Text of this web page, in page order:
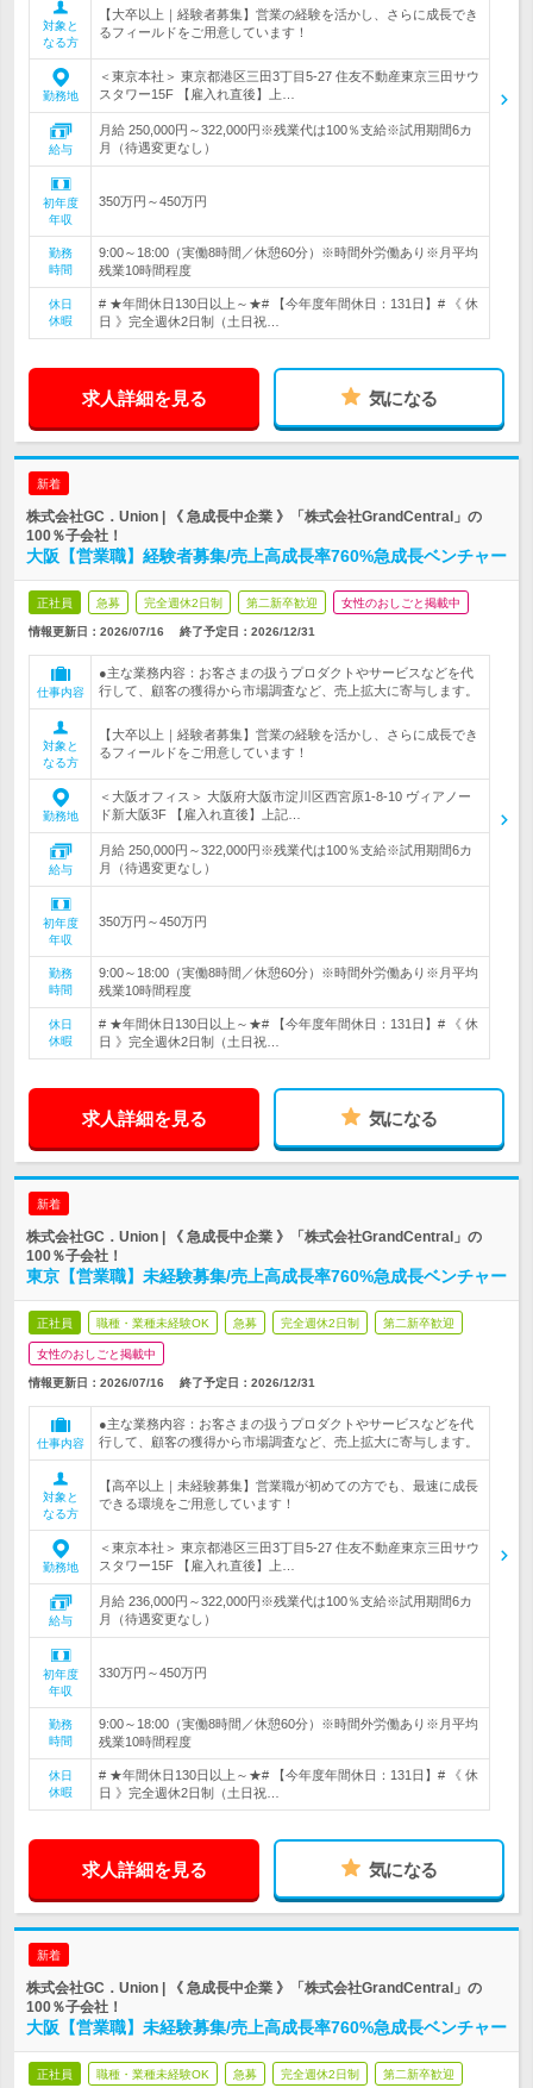
対象と
なる方
【大卒以上｜経験者募集】営業の経験を活かし、さらに成長でき
るフィールドをご用意しています！
勤務地
＜東京本社＞ 東京都港区三田3丁目5-27 住友不動産東京三田サウ
スタワー15F 【雇入れ直後】上…
給与
月給 250,000円～322,000円※残業代は100％支給※試用期間6カ
月（待遇変更なし）
初年度
年収
350万円～450万円
勤務
時間
9:00～18:00（実働8時間／休憩60分）※時間外労働あり※月平均
残業10時間程度
休日
休暇
# ★年間休日130日以上～★# 【今年度年間休日：131日】# 《 休
日 》完全週休2日制（土日祝…
求人詳細を見る 気になる
新着
株式会社GC．Union | 《 急成長中企業 》「株式会社GrandCentral」の
100％子会社！
大阪【営業職】経験者募集/売上高成長率760%急成長ベンチャー
正社員 急募 完全週休2日制 第二新卒歓迎 女性のおしごと掲載中
情報更新日：2026/07/16 終了予定日： 2026/12/31
仕事内容
●主な業務内容：お客さまの扱うプロダクトやサービスなどを代
行して、顧客の獲得から市場調査など、売上拡大に寄与します。
対象と
なる方
【大卒以上｜経験者募集】営業の経験を活かし、さらに成長でき
るフィールドをご用意しています！
勤務地
＜大阪オフィス＞ 大阪府大阪市淀川区西宮原1-8-10 ヴィアノー
ド新大阪3F 【雇入れ直後】上記…
給与
月給 250,000円～322,000円※残業代は100％支給※試用期間6カ
月（待遇変更なし）
初年度
年収
350万円～450万円
勤務
時間
9:00～18:00（実働8時間／休憩60分）※時間外労働あり※月平均
残業10時間程度
休日
休暇
# ★年間休日130日以上～★# 【今年度年間休日：131日】# 《 休
日 》完全週休2日制（土日祝…
求人詳細を見る 気になる
新着
株式会社GC．Union | 《 急成長中企業 》「株式会社GrandCentral」の
100％子会社！
東京【営業職】未経験募集/売上高成長率760%急成長ベンチャー
正社員 職種・業種未経験OK 急募 完全週休2日制 第二新卒歓迎
女性のおしごと掲載中
情報更新日：2026/07/16 終了予定日： 2026/12/31
仕事内容
●主な業務内容：お客さまの扱うプロダクトやサービスなどを代
行して、顧客の獲得から市場調査など、売上拡大に寄与します。
対象と
なる方
【高卒以上｜未経験募集】営業職が初めての方でも、最速に成長
できる環境をご用意しています！
勤務地
＜東京本社＞ 東京都港区三田3丁目5-27 住友不動産東京三田サウ
スタワー15F 【雇入れ直後】上…
給与
月給 236,000円～322,000円※残業代は100％支給※試用期間6カ
月（待遇変更なし）
初年度
年収
330万円～450万円
勤務
時間
9:00～18:00（実働8時間／休憩60分）※時間外労働あり※月平均
残業10時間程度
休日
休暇
# ★年間休日130日以上～★# 【今年度年間休日：131日】# 《 休
日 》完全週休2日制（土日祝…
求人詳細を見る 気になる
新着
株式会社GC．Union | 《 急成長中企業 》「株式会社GrandCentral」の
100％子会社！
大阪【営業職】未経験募集/売上高成長率760%急成長ベンチャー
正社員 職種・業種未経験OK 急募 完全週休2日制 第二新卒歓迎